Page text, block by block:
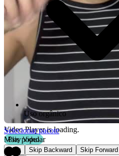
Video Player is loading.
Play Video
Play
Skip Backward
Skip Forward
Uso orgânico
Selecionar pacote
Mais popular